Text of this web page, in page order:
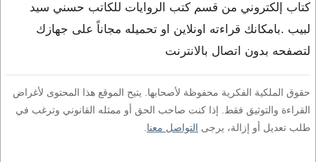
كتاب إلكتروني من قسم كتب الروايات للكاتب حسني سيد
لبيب .بامكانك قراءته اونلاين او تحميله مجاناً على جهازك
لتصفحه بدون اتصال بالانترنت
حقوق الملكية الفكرية محفوظة لأصحابها. يتيح الموقع هذا المحتوى لأغراض
القراءة والتوثيق فقط. إذا كنت صاحب الحق أو ممثله القانوني وترغب في
طلب تعديل أو إزالة، يرجى التواصل معنا